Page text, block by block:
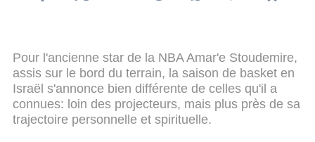
Pour l'ancienne star de la NBA Amar'e Stoudemire,
assis sur le bord du terrain, la saison de basket en
Israël s'annonce bien différente de celles qu'il a
connues: loin des projecteurs, mais plus près de sa
trajectoire personnelle et spirituelle.